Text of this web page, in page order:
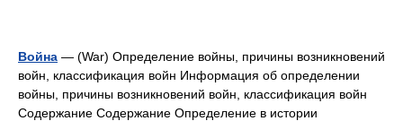
Война — (War) Определение войны, причины возникновений
войн, классификация войн Информация об определении
войны, причины возникновений войн, классификация войн
Содержание Содержание Определение в истории